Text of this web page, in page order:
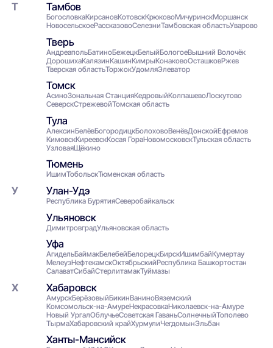
Тамбов
БогословкаКирсановКотовскКрюковоМичуринскМоршанск
НовосельскоеРассказовоСелезниТамбовская областьУварово
Тверь
АндреапольБатиноБежецкБелыйБологоеВышний Волочёк
ДорошихаКалязинКашинКимрыКонаковоОсташковРжев
Тверская областьТоржокУдомляЭлеватор
Томск
АсиноЗональная СтанцияКедровыйКолпашевоЛоскутово
СеверскСтрежевойТомская область
Тула
АлексинБелёвБогородицкБолоховоВенёвДонскойЕфремов
КимовскКиреевскКосая ГораНовомосковскТульская область
УзловаяЩёкино
Тюмень
ИшимТобольскТюменская область
Улан-Удэ
Республика БурятияСеверобайкальск
Ульяновск
ДимитровградУльяновская область
Уфа
АгидельБаймакБелебейБелорецкБирскИшимбайКумертау
МелеузНефтекамскОктябрьскийРеспублика Башкортостан
СалаватСибайСтерлитамакТуймазы
Хабаровск
АмурскБерёзовыйБикинВаниноВяземский
Комсомольск-на-АмуреНекрасовкаНиколаевск-на-Амуре
Новый УргалОблучьеСоветская ГаваньСолнечныйТополево
ТырмаХабаровский крайХурмулиЧегдомынЭльбан
Ханты-Мансийск